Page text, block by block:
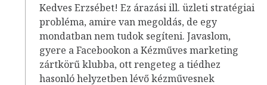
Kedves Erzsébet! Ez árazási ill. üzleti stratégiai
probléma, amire van megoldás, de egy
mondatban nem tudok segíteni. Javaslom,
gyere a Facebookon a Kézműves marketing
zártkörű klubba, ott rengeteg a tiédhez
hasonló helyzetben lévő kézművesnek